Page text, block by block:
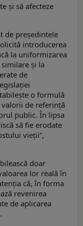
și să afecteze
de președintele
introducerea
la uniformizarea
și la
de
o formulă
de referință
public. În lipsa
să fie erodate
vieții”,
doar
lor reală în
că, în forma
revenirea
de aplicarea